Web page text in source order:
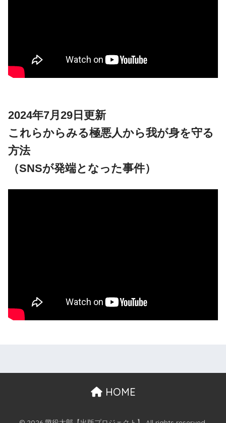
2024年7月29日更新
これらからみる極悪人から我が身を守る
方法
（SNSが発端となった事件）
HOME